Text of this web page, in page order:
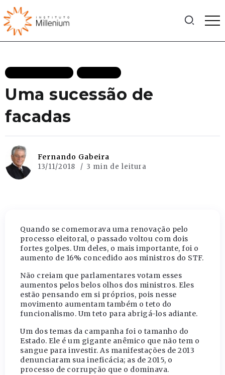
Uma sucessão de
facadas
Fernando Gabeira
13/11/2018 3 min de leitura
Quando se comemorava uma renovação pelo
processo eleitoral, o passado voltou com dois
fortes golpes. Um deles, o mais importante, foi o
aumento de 16% concedido aos ministros do STF.
Não creiam que parlamentares votam esses
aumentos pelos belos olhos dos ministros. Eles
estão pensando em si próprios, pois nesse
movimento aumentam também o teto do
funcionalismo. Um teto para abrigá-los adiante.
Um dos temas da campanha foi o tamanho do
Estado. Ele é um gigante anêmico que não tem o
sangue para investir. As manifestações de 2013
denunciaram sua ineficácia; as de 2015, o
processo de corrupção que o dominava.